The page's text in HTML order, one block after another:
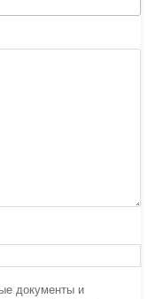
документы и